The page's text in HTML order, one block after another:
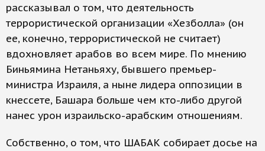
рассказывал о том, что деятельность
террористической организации «Хезболла» (он
ее, конечно, террористической не считает)
вдохновляет арабов во всем мире. По мнению
Биньямина Нетаньяху, бывшего премьер-
министра Израиля, а ныне лидера оппозиции в
кнессете, Башара больше чем кто-либо другой
нанес урон израильско-арабским отношениям.
Собственно, о том, что ШАБАК собирает досье на